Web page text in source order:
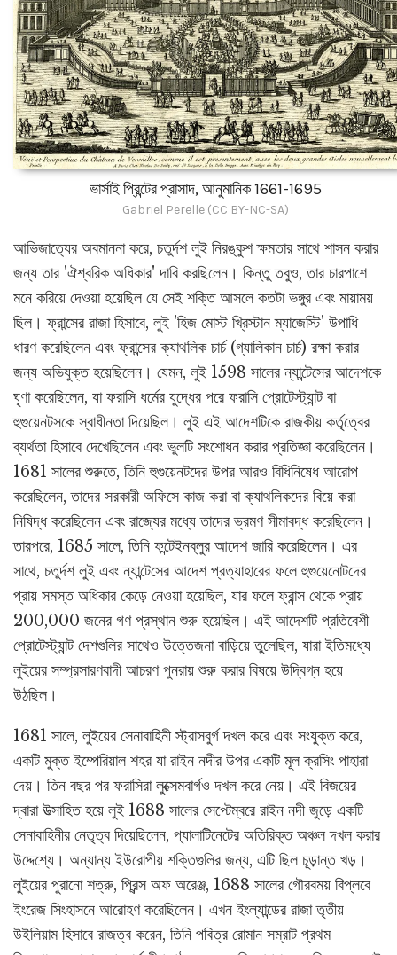
ভার্সাই প্রিন্টের প্রাসাদ, আনুমানিক 1661-1695
Gabriel Perelle (CC BY-NC-SA)
আভিজাত্যের অবমাননা করে, চতুর্দশ লুই নিরঙ্কুশ ক্ষমতার সাথে শাসন করার
জন্য তার 'ঐশ্বরিক অধিকার' দাবি করছিলেন। কিন্তু তবুও, তার চারপাশে
মনে করিয়ে দেওয়া হয়েছিল যে সেই শক্তি আসলে কতটা ভঙ্গুর এবং মায়াময়
ছিল। ফ্রান্সের রাজা হিসাবে, লুই 'হিজ মোস্ট খ্রিস্টান ম্যাজেস্টি' উপাধি
ধারণ করেছিলেন এবং ফ্রান্সের ক্যাথলিক চার্চ (গ্যালিকান চার্চ) রক্ষা করার
জন্য অভিযুক্ত হয়েছিলেন। যেমন, লুই 1598 সালের ন্যান্টেসের আদেশকে
ঘৃণা করেছিলেন, যা ফরাসি ধর্মের যুদ্ধের পরে ফরাসি প্রোটেস্ট্যান্ট বা
হুগুয়েনটসকে স্বাধীনতা দিয়েছিল। লুই এই আদেশটিকে রাজকীয় কর্তৃত্বের
ব্যর্থতা হিসাবে দেখেছিলেন এবং ভুলটি সংশোধন করার প্রতিজ্ঞা করেছিলেন।
1681 সালের শুরুতে, তিনি হুগুয়েনটদের উপর আরও বিধিনিষেধ আরোপ
করেছিলেন, তাদের সরকারী অফিসে কাজ করা বা ক্যাথলিকদের বিয়ে করা
নিষিদ্ধ করেছিলেন এবং রাজ্যের মধ্যে তাদের ভ্রমণ সীমাবদ্ধ করেছিলেন।
তারপরে, 1685 সালে, তিনি ফন্টেইনব্লুর আদেশ জারি করেছিলেন। এর
সাথে, চতুর্দশ লুই এবং ন্যান্টেসের আদেশ প্রত্যাহারের ফলে হুগুয়েনোটদের
প্রায় সমস্ত অধিকার কেড়ে নেওয়া হয়েছিল, যার ফলে ফ্রান্স থেকে প্রায়
200,000 জনের গণ প্রস্থান শুরু হয়েছিল। এই আদেশটি প্রতিবেশী
প্রোটেস্ট্যান্ট দেশগুলির সাথেও উত্তেজনা বাড়িয়ে তুলেছিল, যারা ইতিমধ্যে
লুইয়ের সম্প্রসারণবাদী আচরণ পুনরায় শুরু করার বিষয়ে উদ্বিগ্ন হয়ে
উঠছিল।
1681 সালে, লুইয়ের সেনাবাহিনী স্ট্রাসবুর্গ দখল করে এবং সংযুক্ত করে,
একটি মুক্ত ইম্পেরিয়াল শহর যা রাইন নদীর উপর একটি মূল ক্রসিং পাহারা
দেয়। তিন বছর পর ফরাসিরা লুক্সেমবার্গও দখল করে নেয়। এই বিজয়ের
দ্বারা উত্সাহিত হয়ে লুই 1688 সালের সেপ্টেম্বরে রাইন নদী জুড়ে একটি
সেনাবাহিনীর নেতৃত্ব দিয়েছিলেন, প্যালাটিনেটের অতিরিক্ত অঞ্চল দখল করার
উদ্দেশ্যে। অন্যান্য ইউরোপীয় শক্তিগুলির জন্য, এটি ছিল চূড়ান্ত খড়।
লুইয়ের পুরানো শত্রু, প্রিন্স অফ অরেঞ্জ, 1688 সালের গৌরবময় বিপ্লবে
ইংরেজ সিংহাসনে আরোহণ করেছিলেন। এখন ইংল্যান্ডের রাজা তৃতীয়
উইলিয়াম হিসাবে রাজত্ব করেন, তিনি পবিত্র রোমান সম্রাট প্রথম